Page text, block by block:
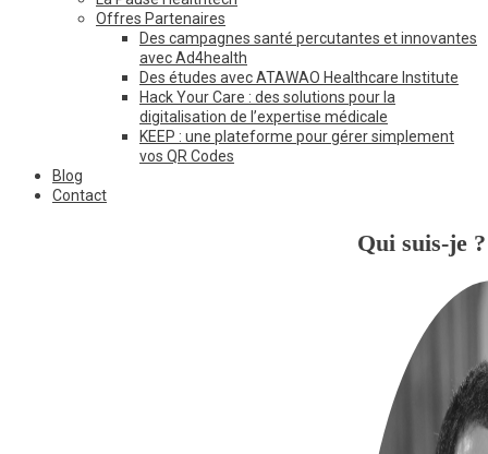
Offres Partenaires
Des campagnes santé percutantes et innovantes
avec Ad4health
Des études avec ATAWAO Healthcare Institute
Hack Your Care : des solutions pour la
digitalisation de l’expertise médicale
KEEP : une plateforme pour gérer simplement
vos QR Codes
Blog
Contact
Qui suis-je ?